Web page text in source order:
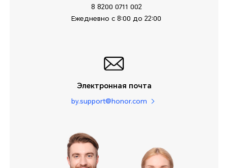
8 8200 0711 002
Ежедневно с 8:00 до 22:00
Электронная почта
by.support@honor.com